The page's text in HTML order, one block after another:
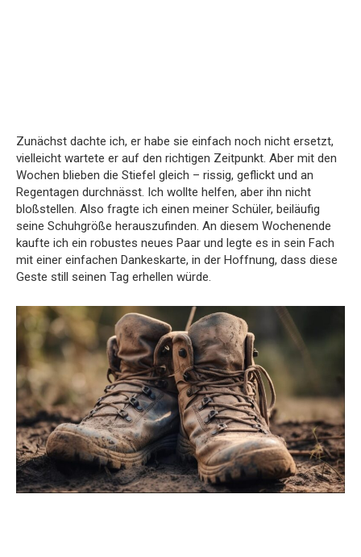
Zunächst dachte ich, er habe sie einfach noch nicht ersetzt,
vielleicht wartete er auf den richtigen Zeitpunkt. Aber mit den
Wochen blieben die Stiefel gleich – rissig, geflickt und an
Regentagen durchnässt. Ich wollte helfen, aber ihn nicht
bloßstellen. Also fragte ich einen meiner Schüler, beiläufig
seine Schuhgröße herauszufinden. An diesem Wochenende
kaufte ich ein robustes neues Paar und legte es in sein Fach
mit einer einfachen Dankeskarte, in der Hoffnung, dass diese
Geste still seinen Tag erhellen würde.